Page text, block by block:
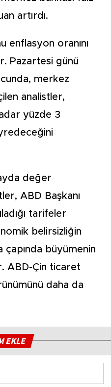
artırdı.
enflasyon oranını
Pazartesi günü
merkez
analistler,
yüzde 3
değer
ABD Başkanı
tarifeler
belirsizliğin
büyümenin
ABD-Çin ticaret
daha da
EKLE